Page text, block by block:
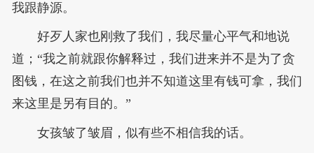
我跟静源。
好歹人家也刚救了我们，我尽量心平气和地说
道；“我之前就跟你解释过，我们进来并不是为了贪
图钱，在这之前我们也并不知道这里有钱可拿，我们
来这里是另有目的。”
女孩皱了皱眉，似有些不相信我的话。